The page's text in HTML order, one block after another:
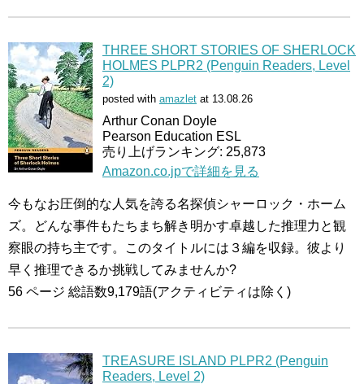
THREE SHORT STORIES OF SHERLOCK
HOLMES PLPR2 (Penguin Readers, Level
2)
posted with amazlet at 13.08.26
Arthur Conan Doyle
Pearson Education ESL
売り上げランキング: 25,873
Amazon.co.jpで詳細を見る
今もなお圧倒的な人気を誇る名探偵シャーロック・ホーム
ズ。どんな事件もたちまち解き明かす卓越した推理力と観
察眼の持ち主です。このタイトルには３編を収録。彼より
早く推理できるか挑戦してみませんか?
56 ページ 総語数9,179語(アクティビティは除く)
TREASURE ISLAND PLPR2 (Penguin
Readers, Level 2)